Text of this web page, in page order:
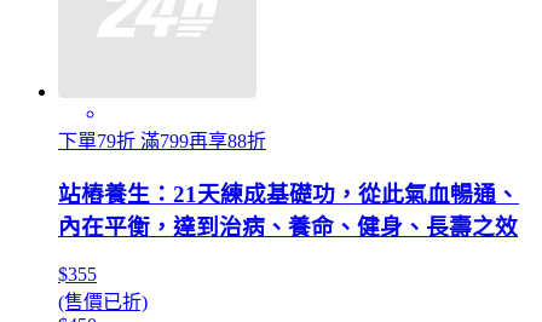
下單79折 滿799再享88折
站樁養生：21天練成基礎功，從此氣血暢通、
內在平衡，達到治病、養命、健身、長壽之效
$355
(售價已折)